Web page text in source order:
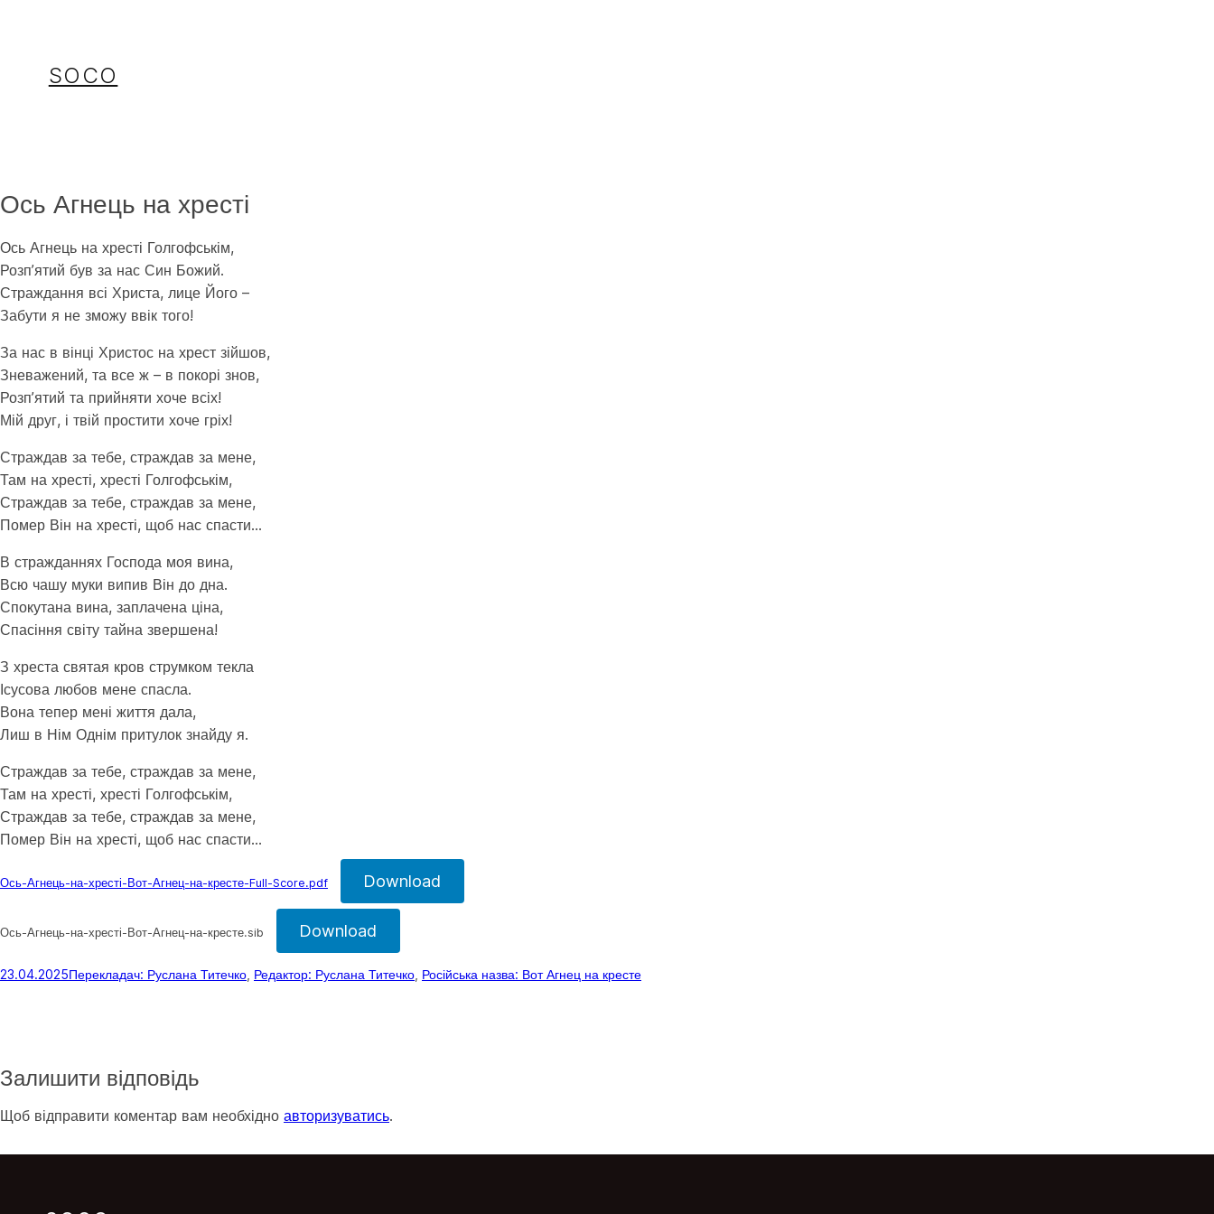
SOCO
Ось Агнець на хресті
Ось Агнець на хресті Голгофськім,
Розпʼятий був за нас Син Божий.
Страждання всі Христа, лице Його –
Забути я не зможу ввік того!
За нас в вінці Христос на хрест зійшов,
Зневажений, та все ж – в покорі знов,
Розпʼятий та прийняти хоче всіх!
Мій друг, і твій простити хоче гріх!
Страждав за тебе, страждав за мене,
Там на хресті, хресті Голгофськім,
Страждав за тебе, страждав за мене,
Помер Він на хресті, щоб нас спасти…
В стражданнях Господа моя вина,
Всю чашу муки випив Він до дна.
Спокутана вина, заплачена ціна,
Спасіння світу тайна звершена!
З хреста святая кров струмком текла
Ісусова любов мене спасла.
Вона тепер мені життя дала,
Лиш в Нім Однім притулок знайду я.
Страждав за тебе, страждав за мене,
Там на хресті, хресті Голгофськім,
Страждав за тебе, страждав за мене,
Помер Він на хресті, щоб нас спасти…
Ось-Агнець-на-хресті-Вот-Агнец-на-кресте-Full-Score.pdf Download
Ось-Агнець-на-хресті-Вот-Агнец-на-кресте.sib Download
23.04.2025Перекладач: Руслана Титечко Редактор: Руслана Титечко Російська назва: Вот Агнец на кресте
Залишити відповідь
Щоб відправити коментар вам необхідно авторизуватись.